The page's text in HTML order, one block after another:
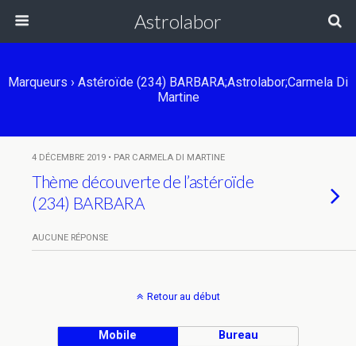
Astrolabor
Marqueurs › Astéroïde (234) BARBARA;Astrolabor;Carmela Di
Martine
4 DÉCEMBRE 2019 • PAR CARMELA DI MARTINE
Thème découverte de l’astéroïde
(234) BARBARA
AUCUNE RÉPONSE
Retour au début
Mobile Bureau